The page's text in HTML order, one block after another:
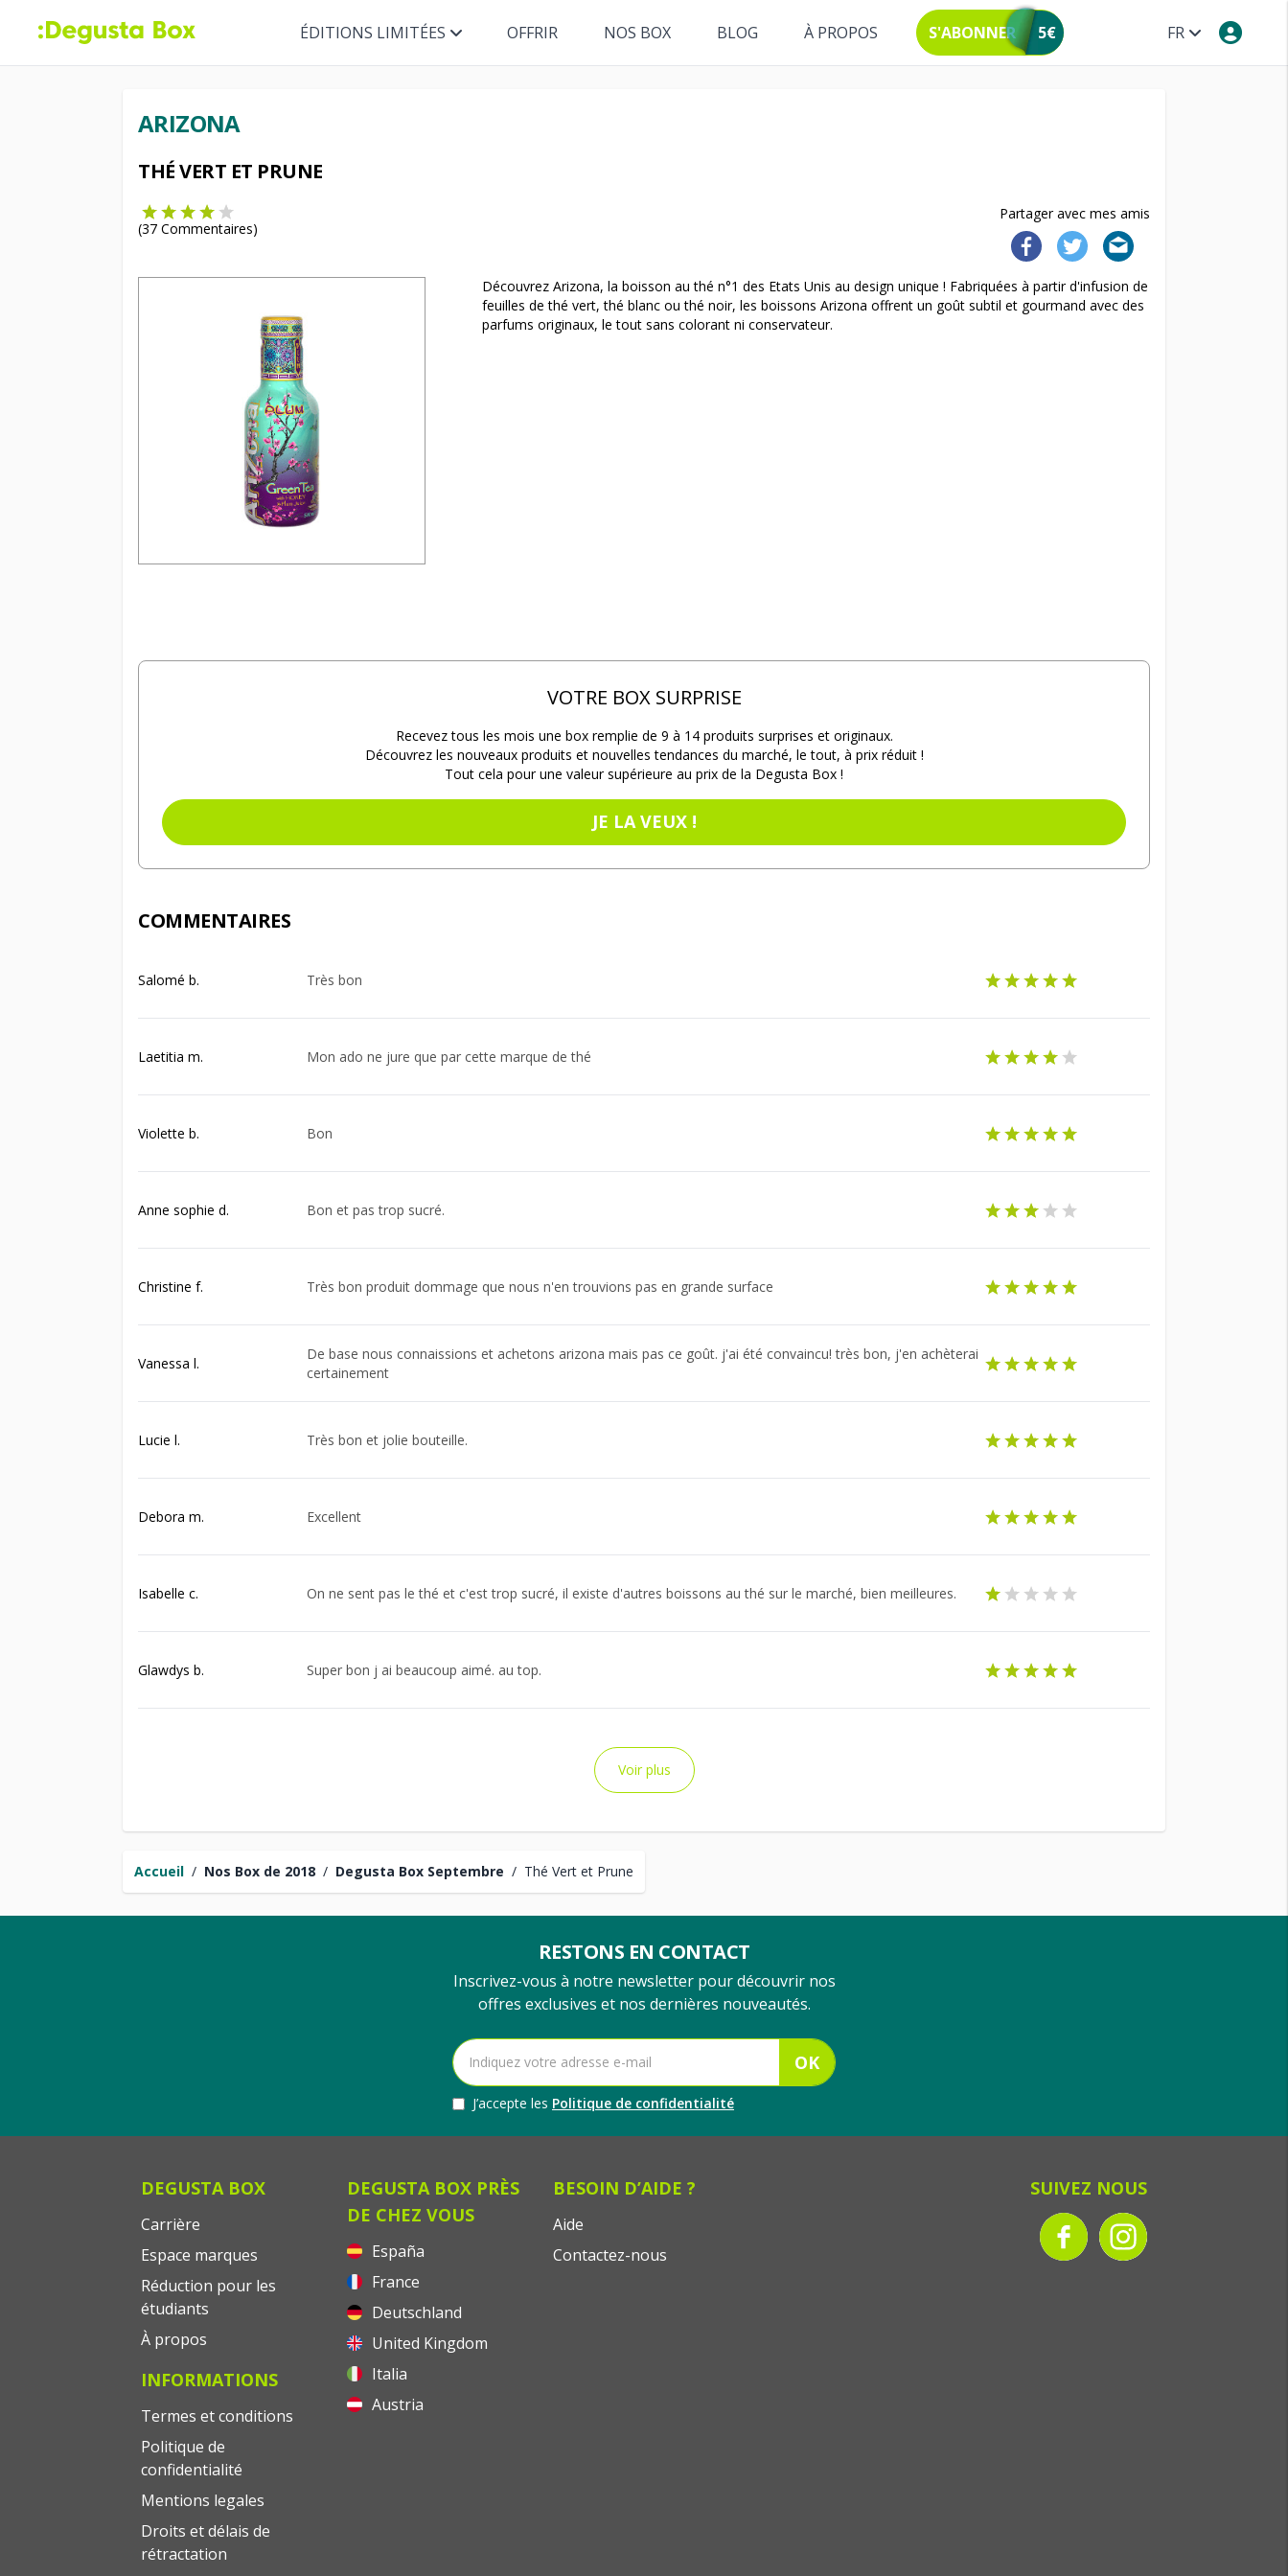
FR
ÉDITIONS LIMITÉES OFFRIR NOS BOX BLOG À PROPOS S'ABONNER 5€
Accueil / Nos Box de 2018 / Degusta Box Septembre / Thé Vert et Prune
ARIZONA
THÉ VERT ET PRUNE
Partager avec mes amis
(37 Commentaires)
Découvrez Arizona, la boisson au thé n°1 des Etats Unis au design unique ! Fabriquées à partir d'infusion de
feuilles de thé vert, thé blanc ou thé noir, les boissons Arizona offrent un goût subtil et gourmand avec des
parfums originaux, le tout sans colorant ni conservateur.
VOTRE BOX SURPRISE
Recevez tous les mois une box remplie de 9 à 14 produits surprises et originaux.
Découvrez les nouveaux produits et nouvelles tendances du marché, le tout, à prix réduit !
Tout cela pour une valeur supérieure au prix de la Degusta Box !
JE LA VEUX !
COMMENTAIRES
Salomé b. Très bon
Laetitia m. Mon ado ne jure que par cette marque de thé
Violette b. Bon
Anne sophie d. Bon et pas trop sucré.
Christine f. Très bon produit dommage que nous n'en trouvions pas en grande surface
Vanessa l.
De base nous connaissions et achetons arizona mais pas ce goût. j'ai été convaincu! très bon, j'en achèterai
certainement
Lucie l. Très bon et jolie bouteille.
Debora m. Excellent
Isabelle c. On ne sent pas le thé et c'est trop sucré, il existe d'autres boissons au thé sur le marché, bien meilleures.
Glawdys b. Super bon j ai beaucoup aimé. au top.
Voir plus
RESTONS EN CONTACT
Inscrivez-vous à notre newsletter pour découvrir nos
offres exclusives et nos dernières nouveautés.
OK
J’accepte les Politique de confidentialité
DEGUSTA BOX
Carrière
Espace marques
Réduction pour les
étudiants
À propos
INFORMATIONS
Termes et conditions
Politique de
confidentialité
Mentions legales
Droits et délais de
rétractation
DEGUSTA BOX PRÈS
DE CHEZ VOUS
España
France
Deutschland
United Kingdom
Italia
Austria
BESOIN D’AIDE ?
Aide
Contactez-nous
SUIVEZ NOUS